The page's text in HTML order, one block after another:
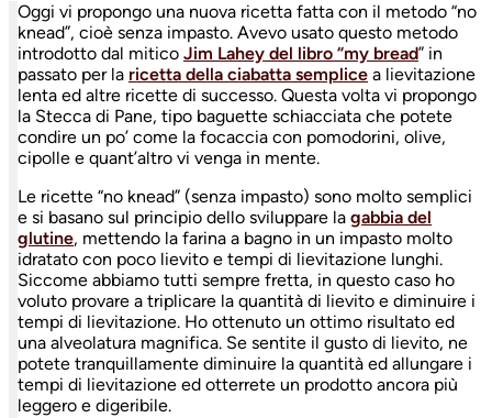
Oggi vi propongo una nuova ricetta fatta con il metodo “no
knead”, cioè senza impasto. Avevo usato questo metodo
introdotto dal mitico Jim Lahey del libro “my bread” in
passato per la ricetta della ciabatta semplice a lievitazione
lenta ed altre ricette di successo. Questa volta vi propongo
la Stecca di Pane, tipo baguette schiacciata che potete
condire un po’ come la focaccia con pomodorini, olive,
cipolle e quant’altro vi venga in mente.
Le ricette “no knead” (senza impasto) sono molto semplici
e si basano sul principio dello sviluppare la gabbia del
glutine, mettendo la farina a bagno in un impasto molto
idratato con poco lievito e tempi di lievitazione lunghi.
Siccome abbiamo tutti sempre fretta, in questo caso ho
voluto provare a triplicare la quantità di lievito e diminuire i
tempi di lievitazione. Ho ottenuto un ottimo risultato ed
una alveolatura magnifica. Se sentite il gusto di lievito, ne
potete tranquillamente diminuire la quantità ed allungare i
tempi di lievitazione ed otterrete un prodotto ancora più
leggero e digeribile.